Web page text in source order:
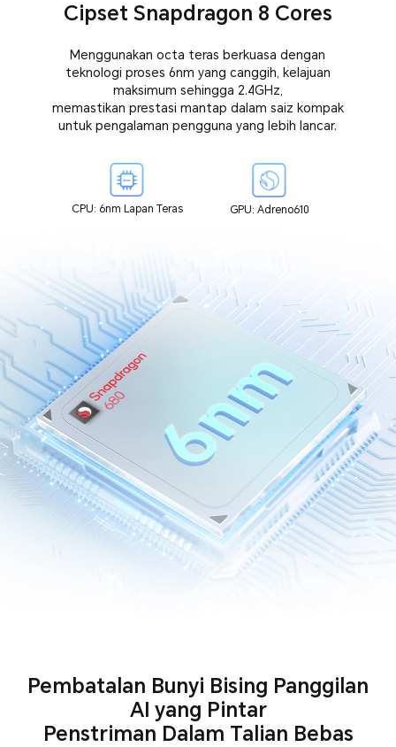
Cipset Snapdragon 8 Cores
Menggunakan octa teras berkuasa dengan
teknologi proses 6nm yang canggih, kelajuan
maksimum sehingga 2.4GHz,
memastikan prestasi mantap dalam saiz kompak
untuk pengalaman pengguna yang lebih lancar.
CPU: 6nm Lapan Teras GPU: Adreno610
Pembatalan Bunyi Bising Panggilan
AI yang Pintar
Penstriman Dalam Talian Bebas